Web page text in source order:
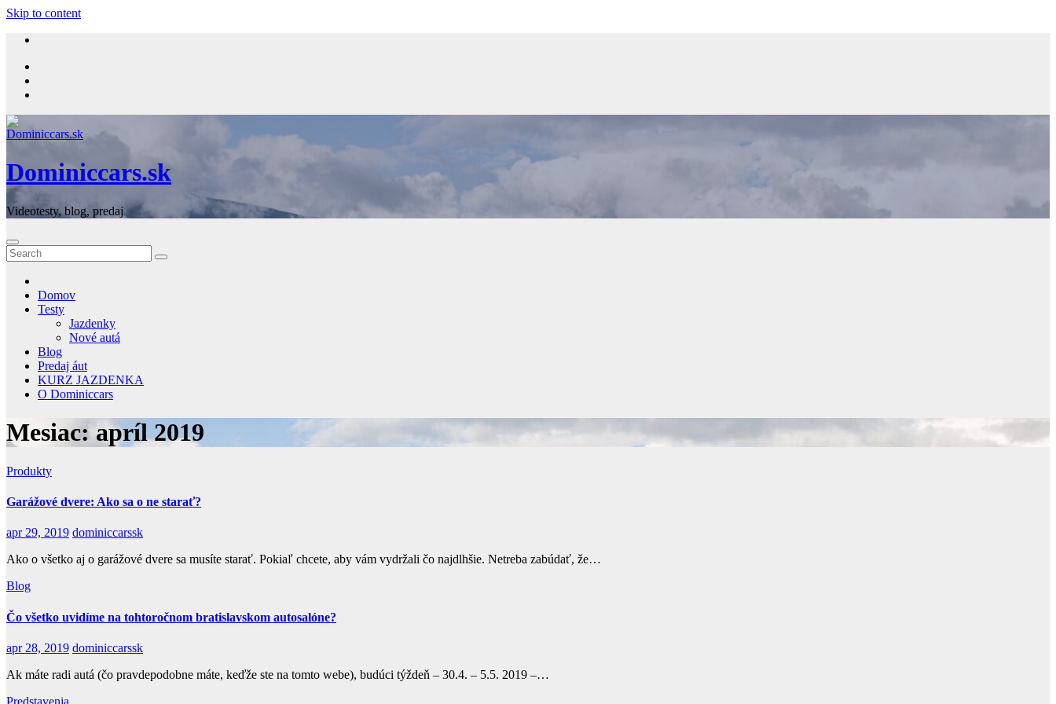
Skip to content
Dominiccars.sk
Videotesty, blog, predaj
Domov
Testy
Jazdenky
Nové autá
Blog
Predaj áut
KURZ JAZDENKA
O Dominiccars
Mesiac: apríl 2019
Produkty
Garážové dvere: Ako sa o ne starať?
apr 29, 2019 dominiccarssk
Ako o všetko aj o garážové dvere sa musíte starať. Pokiaľ chcete, aby vám vydržali čo najdlhšie. Netreba zabúdať, že…
Blog
Čo všetko uvidíme na tohtoročnom bratislavskom autosalóne?
apr 28, 2019 dominiccarssk
Ak máte radi autá (čo pravdepodobne máte, keďže ste na tomto webe), budúci týždeň – 30.4. – 5.5. 2019 –…
Predstavenia